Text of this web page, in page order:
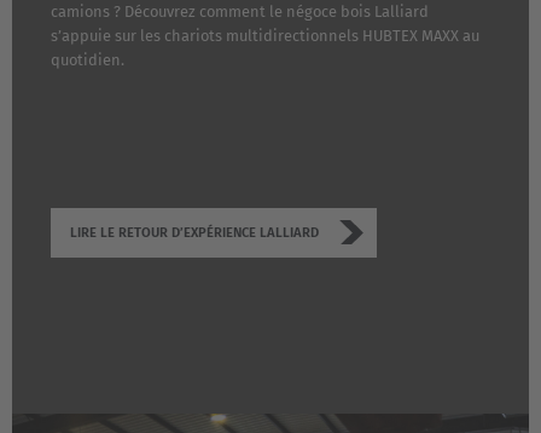
camions ? Découvrez comment le négoce bois Lalliard
s’appuie sur les chariots multidirectionnels HUBTEX MAXX au
quotidien.
LIRE LE RETOUR D’EXPÉRIENCE LALLIARD